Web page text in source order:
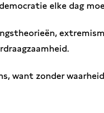
elke dag
want zonder